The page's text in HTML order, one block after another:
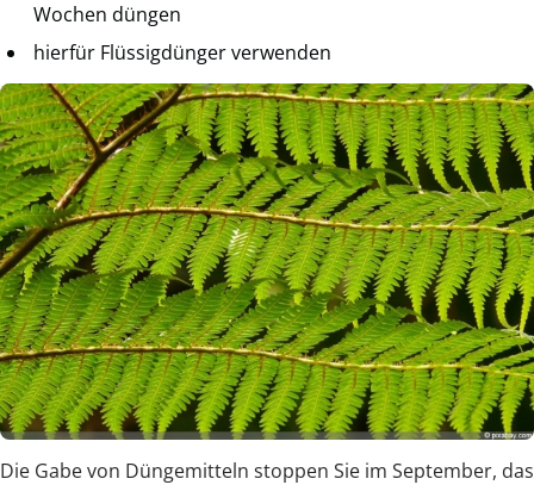
Wochen düngen
hierfür Flüssigdünger verwenden
Die Gabe von Düngemitteln stoppen Sie im September, das